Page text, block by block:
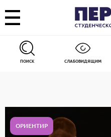
ПОИСК СЛАБОВИДЯЩИМ
ОРИЕНТИР